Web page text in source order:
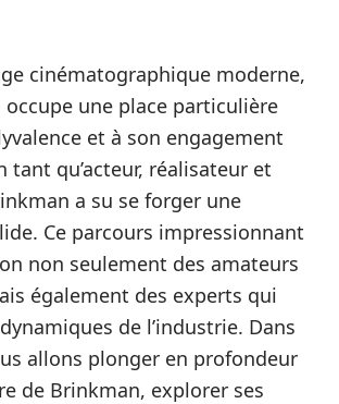
cinématographique moderne,
occupe une place particulière
et à son engagement
tant qu’acteur, réalisateur et
a su se forger une
Ce parcours impressionnant
non seulement des amateurs
également des experts qui
de l’industrie. Dans
allons plonger en profondeur
de Brinkman, explorer ses